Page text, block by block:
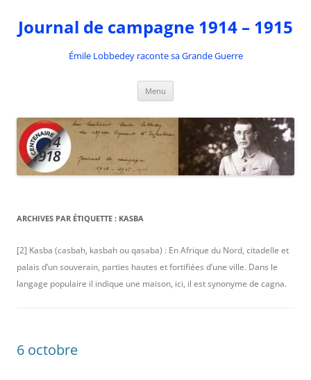
contenu
Journal de campagne 1914 – 1915
Émile Lobbedey raconte sa Grande Guerre
Menu
ARCHIVES PAR ÉTIQUETTE : KASBA
[2] Kasba (casbah, kasbah ou qasaba) : En Afrique du Nord, citadelle et
palais d’un souverain, parties hautes et fortifiées d’une ville. Dans le
langage populaire il indique une maison, ici, il est synonyme de cagna.
6 octobre